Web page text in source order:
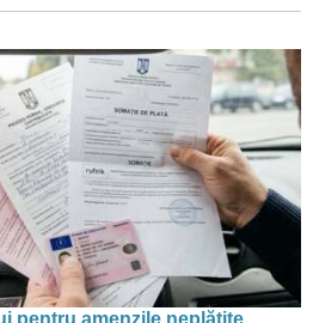
pentru amenzile neplătite,